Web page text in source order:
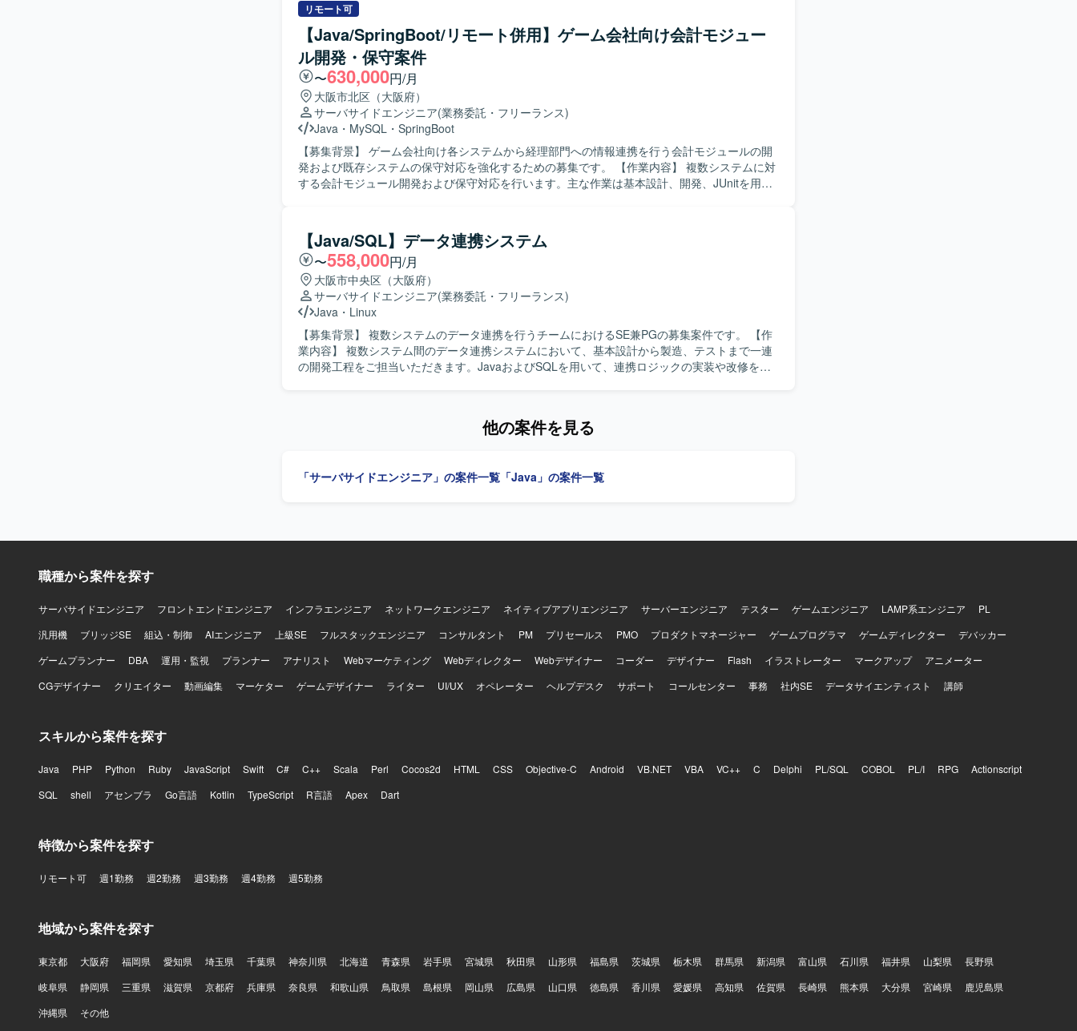
携を意識しながら、仕様整理や品質観点を踏まえて粘り強く対応いただける方です。 【ポジシ
ョンの魅力】 大規模な生保システムの保守開発を通じて、業務知識と設計～テストまでの一連
の工程経験を積むことができます。オフショアとの協業を通じて、上流から下流までの幅広い
視点でシステム開発に携わることができる環境です。 【開発環境】 JavaおよびSQLを用いた生
保向け基幹システムの保守開発環境となります。
リモート可
【Java/SpringBoot/リモート併用】ゲーム会社向け会計モジュー
ル開発・保守案件
〜630,000円/月
大阪市北区（大阪府）
サーバサイドエンジニア(業務委託・フリーランス)
Java ・ MySQL ・ SpringBoot
【募集背景】 ゲーム会社向け各システムから経理部門への情報連携を行う会計モジュールの開
発および既存システムの保守対応を強化するための募集です。 【作業内容】 複数システムに対
する会計モジュール開発および保守対応を行います。主な作業は基本設計、開発、JUnitを用い
て開発を進めることができる方を求めています。将来的に要件定義や基本設計を主体的に担っ
ていく意欲があり、継続的に長期参画いただける方が望ましいです。 【ポジションの魅力】 ゲ
ーム会社向けの会計モジュールという業務寄りの領域において、開発からテスト、将来的には
設計や要件定義まで幅広い工程に関わることができます。複数システムを横断した保守および
拡張を経験できるため、業務知識と技術力の双方を高めていくことができます。 【開発環境】
Java、SpringBoot、MySQLを用いたWebおよびバッチの開発環境です。JUnitを用いたテスト実
装も行います。
【Java/SQL】データ連携システム
〜558,000円/月
大阪市中央区（大阪府）
サーバサイドエンジニア(業務委託・フリーランス)
Java ・ Linux
【募集背景】 複数システムのデータ連携を行うチームにおけるSE兼PGの募集案件です。 【作
業内容】 複数システム間のデータ連携システムにおいて、基本設計から製造、テストまで一連
の開発工程をご担当いただきます。JavaおよびSQLを用いて、連携ロジックの実装や改修を行
携経験を積むことができます。先々でPG等の増員が予定されており、長期的に継続しながらス
他の案件を見る
「サーバサイドエンジニア」の案件一覧 「Java」の案件一覧
職種から案件を探す
サーバサイドエンジニア フロントエンドエンジニア インフラエンジニア ネットワークエンジニア ネイティブアプリエンジニア サーバーエンジニア テスター ゲームエンジニア LAMP系エンジニア
PL
汎用機
ブリッジSE 組込・制御 AIエンジニア 上級SE フルスタックエンジニア コンサルタント PM プリセールス PMO プロダクトマネージャー ゲームプログラマ ゲームディレクター
デバッカー
ゲームプランナー
DBA 運用・監視 プランナー アナリスト Webマーケティング Webディレクター Webデザイナー コーダー デザイナー Flash イラストレーター マークアップ
アニメーター
CGデザイナー
クリエイター 動画編集 マーケター ゲームデザイナー ライター UI/UX オペレーター ヘルプデスク サポート コールセンター 事務 社内SE データサイエンティスト 講師
スキルから案件を探す
Java PHP Python Ruby JavaScript Swift C# C++ Scala Perl Cocos2d HTML CSS Objective-C Android VB.NET VBA VC++ C Delphi PL/SQL COBOL PL/I RPG
Actionscript
SQL
shell アセンブラ Go言語 Kotlin TypeScript R言語 Apex Dart
特徴から案件を探す
リモート可 週1勤務 週2勤務 週3勤務 週4勤務 週5勤務
地域から案件を探す
東京都 大阪府 福岡県 愛知県 埼玉県 千葉県 神奈川県 北海道 青森県 岩手県 宮城県 秋田県 山形県 福島県 茨城県 栃木県 群馬県 新潟県 富山県 石川県 福井県 山梨県
長野県
岐阜県
静岡県 三重県 滋賀県 京都府 兵庫県 奈良県 和歌山県 鳥取県 島根県 岡山県 広島県 山口県 徳島県 香川県 愛媛県 高知県 佐賀県 長崎県 熊本県 大分県 宮崎県
鹿児島県
沖縄県
その他